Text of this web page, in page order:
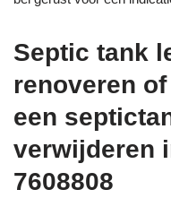
Septic tank
renoveren of
een
verwijderen
7608808